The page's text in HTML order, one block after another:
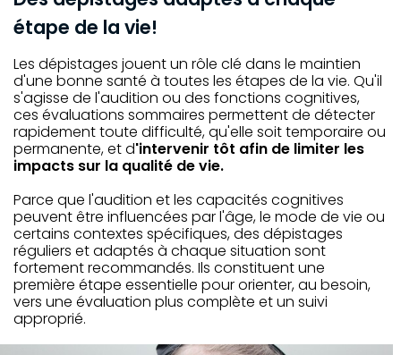
étape de la vie!
Les dépistages jouent un rôle clé dans le maintien
d'une bonne santé à toutes les étapes de la vie. Qu'il
s'agisse de l'audition ou des fonctions cognitives,
ces évaluations sommaires permettent de détecter
rapidement toute difficulté, qu'elle soit temporaire ou
permanente, et d'intervenir tôt afin de limiter les
impacts sur la qualité de vie.
Parce que l'audition et les capacités cognitives
peuvent être influencées par l'âge, le mode de vie ou
certains contextes spécifiques, des dépistages
réguliers et adaptés à chaque situation sont
fortement recommandés. Ils constituent une
première étape essentielle pour orienter, au besoin,
vers une évaluation plus complète et un suivi
approprié.